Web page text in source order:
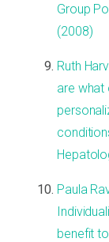
Group
(2008)
Ruth
are what
Paula
benefit